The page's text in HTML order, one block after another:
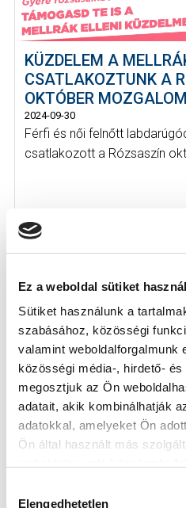
Ez a weboldal sütiket
Sütiket használunk a
szabásához, közösségi
valamint weboldalforgalmunk
közösségi média-, hirdető-
megosztjuk az Ön
adatait, akik kombinálhatják
adatokkal, amelyeket Ön
Ön által használt más
Elengedhetetlen
KÜZDELEM A
CSATLAKOZTUNK A
OKTÓBER
2024-09-30
Férfi és női felnőtt
csatlakozott a Rózsaszín
2026-08-
ÚJ HIDEGKUTI
MTK BUDAPEST
VS